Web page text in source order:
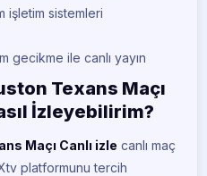
işletim sistemleri
gecikme ile canlı yayın
Texans Maçı
İzleyebilirim?
Maçı Canlı izle canlı maç
platformunu tercih